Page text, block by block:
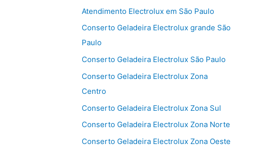
Atendimento Electrolux em São Paulo
Conserto Geladeira Electrolux grande São
Paulo
Conserto Geladeira Electrolux São Paulo
Conserto Geladeira Electrolux Zona
Centro
Conserto Geladeira Electrolux Zona Sul
Conserto Geladeira Electrolux Zona Norte
Conserto Geladeira Electrolux Zona Oeste